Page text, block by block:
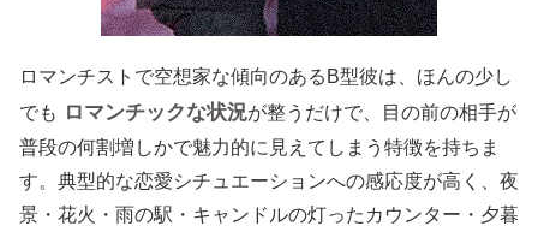
ロマンチストで空想家な傾向のあるB型彼は、ほんの少し
でも ロマンチックな状況が整うだけで、目の前の相手が
普段の何割増しかで魅力的に見えてしまう特徴を持ちま
す。典型的な恋愛シチュエーションへの感応度が高く、夜
景・花火・雨の駅・キャンドルの灯ったカウンター・夕暮